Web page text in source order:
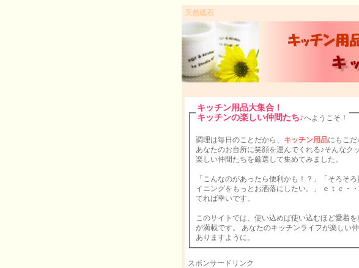
天然砥石
キッチン用品大集合！
キッチンの楽しい仲間たち♪へようこそ！
調理は毎日のことだから、 キッチン用品にもこだ
あなたのお台所に笑顔を運んでくれる♪そんなク
楽しい仲間たちを厳選して集めてみました。
「こんなのがあったら便利かも！？」「そろそ
イニングをもっとお洒落にしたい。」 ｅｔｃ・・・って考えているあなたのお役に立
てれば幸いです。
このサイトでは、使い込めば使い込むほど愛着
が満載です。 あなたのキッチンライフが楽しい仲間たちに囲まれた素晴らしいもので
ありますように。
スポンサードリンク